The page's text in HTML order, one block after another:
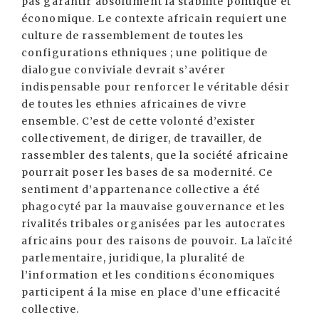
économique. Le contexte africain requiert une
culture de rassemblement de toutes les
configurations ethniques ; une politique de
dialogue conviviale devrait s’avérer
indispensable pour renforcer le véritable désir
de toutes les ethnies africaines de vivre
ensemble. C’est de cette volonté d’exister
collectivement, de diriger, de travailler, de
rassembler des talents, que la société africaine
pourrait poser les bases de sa modernité. Ce
sentiment d’appartenance collective a été
phagocyté par la mauvaise gouvernance et les
rivalités tribales organisées par les autocrates
africains pour des raisons de pouvoir. La laïcité
parlementaire, juridique, la pluralité de
l’information et les conditions économiques
participent á la mise en place d’une efficacité
collective.